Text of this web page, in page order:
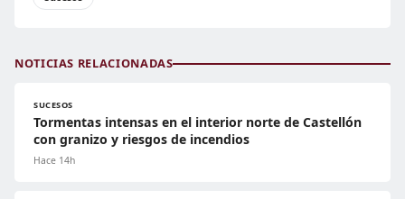
NOTICIAS RELACIONADAS
SUCESOS
Tormentas intensas en el interior norte de Castellón
con granizo y riesgos de incendios
Hace 14h